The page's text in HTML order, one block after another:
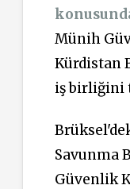
Münih
Kürdistan
iş birliğini
Savunma
Güvenlik